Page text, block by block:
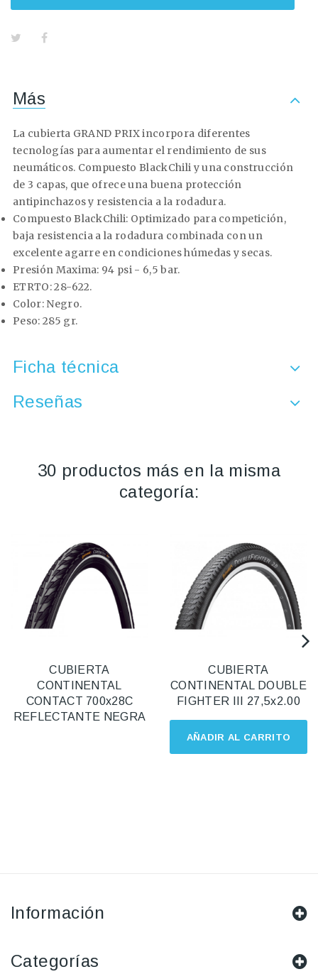
Más
La cubierta GRAND PRIX incorpora diferentes
tecnologías para aumentar el rendimiento de sus
neumáticos. Compuesto BlackChili y una construcción
de 3 capas, que ofrece una buena protección
antipinchazos y resistencia a la rodadura.
Compuesto BlackChili: Optimizado para competición,
baja resistencia a la rodadura combinada con un
excelente agarre en condiciones húmedas y secas.
Presión Maxima: 94 psi - 6,5 bar.
ETRTO: 28-622.
Color: Negro.
Peso: 285 gr.
Ficha técnica
Reseñas
30 productos más en la misma
categoría:
CUBIERTA
CONTINENTAL
CONTACT 700x28C
REFLECTANTE NEGRA
AÑADIR AL CARRITO
CUBIERTA
CONTINENTAL DOUBLE
FIGHTER III 27,5x2.00
Información
Categorías